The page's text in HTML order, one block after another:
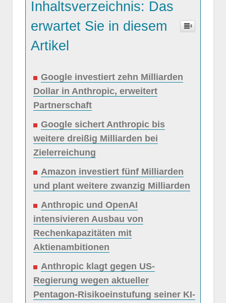
Inhaltsverzeichnis: Das
erwartet Sie in diesem
Artikel
Google investiert zehn Milliarden
Dollar in Anthropic, erweitert
Partnerschaft
Google sichert Anthropic bis
weitere dreißig Milliarden bei
Zielerreichung
Amazon investiert fünf Milliarden
und plant weitere zwanzig Milliarden
Anthropic und OpenAI
intensivieren Ausbau von
Rechenkapazitäten mit
Aktienambitionen
Anthropic klagt gegen US-
Regierung wegen aktueller
Pentagon-Risikoeinstufung seiner KI-